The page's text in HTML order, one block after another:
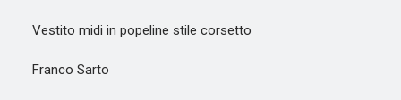
Vestito midi in popeline stile corsetto
Franco Sarto